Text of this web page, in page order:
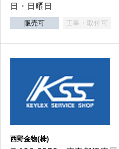
日・日曜日
販売可 工事・取付可
西野金物(株)